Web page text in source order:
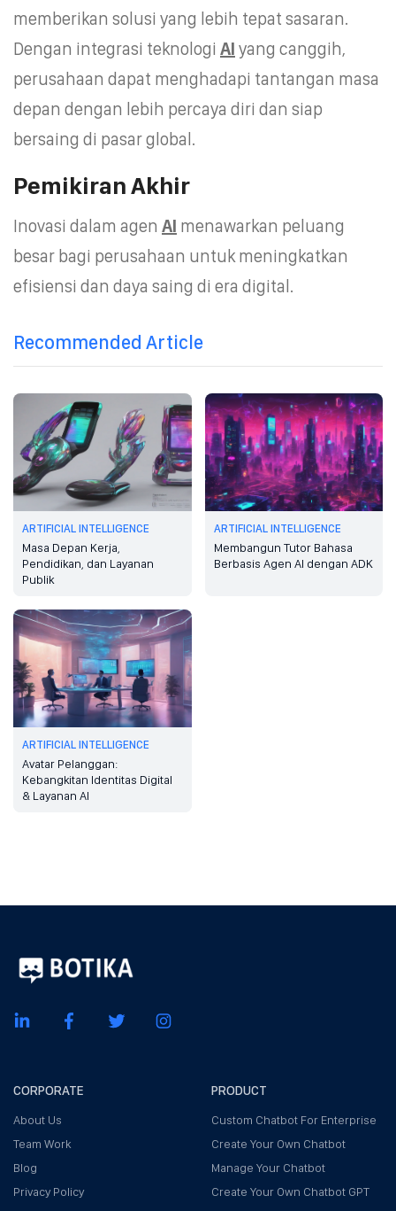
memberikan solusi yang lebih tepat sasaran.
Dengan integrasi teknologi AI yang canggih,
perusahaan dapat menghadapi tantangan masa
depan dengan lebih percaya diri dan siap
bersaing di pasar global.
Pemikiran Akhir
Inovasi dalam agen AI menawarkan peluang
besar bagi perusahaan untuk meningkatkan
efisiensi dan daya saing di era digital.
Recommended Article
ARTIFICIAL INTELLIGENCE
Masa Depan Kerja,
Pendidikan, dan Layanan
Publik
ARTIFICIAL INTELLIGENCE
Membangun Tutor Bahasa
Berbasis Agen AI dengan ADK
ARTIFICIAL INTELLIGENCE
Avatar Pelanggan:
Kebangkitan Identitas Digital
& Layanan AI
CORPORATE
About Us
Team Work
Blog
Privacy Policy
PRODUCT
Custom Chatbot For Enterprise
Create Your Own Chatbot
Manage Your Chatbot
Create Your Own Chatbot GPT